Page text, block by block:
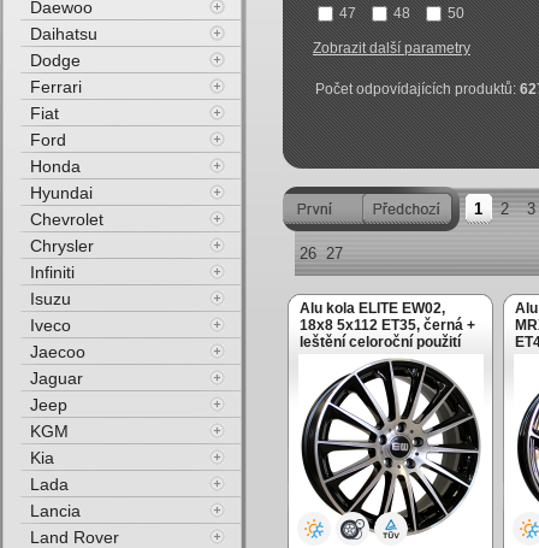
47
48 50
Zobrazit další parametry
Počet odpovídajících produktů:
1 2 3
26 27
Alu kola ELITE EW02,
18x8 5x112 ET35, černá +
leštění celoroční použití
Daewoo
Daihatsu
Dodge
Ferrari
Fiat
Ford
Honda
Hyundai
Chevrolet
Chrysler
Infiniti
Isuzu
Iveco
Jaecoo
Jaguar
Jeep
KGM
Kia
Lada
Lancia
Land Rover